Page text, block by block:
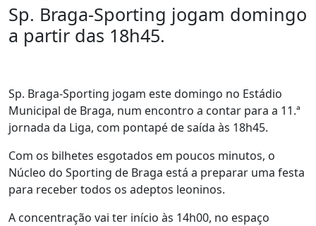
Sp. Braga-Sporting jogam domingo
a partir das 18h45.
Sp. Braga-Sporting jogam este domingo no Estádio
Municipal de Braga, num encontro a contar para a 11.ª
jornada da Liga, com pontapé de saída às 18h45.
Com os bilhetes esgotados em poucos minutos, o
Núcleo do Sporting de Braga está a preparar uma festa
para receber todos os adeptos leoninos.
A concentração vai ter início às 14h00, no espaço